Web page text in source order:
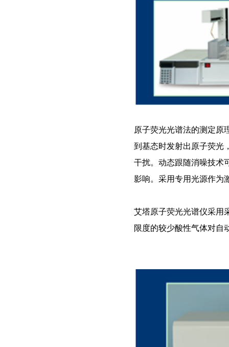
原子荧光光谱法的测定原
到基态时发射出原子荧光
干扰。动态跟随消噪技术
影响。采用专用光源作为
艾塔原子荧光光谱仪采用
限度的较少酸性气体对自